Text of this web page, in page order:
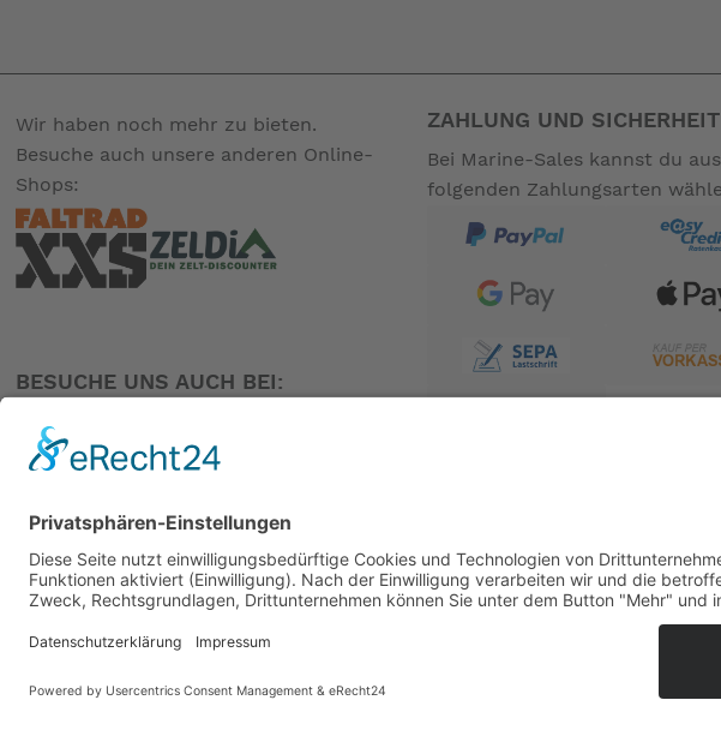
Wir haben noch mehr zu bieten.
Besuche auch unsere anderen Online-
Shops:
BESUCHE UNS AUCH BEI:
ZAHLUNG UND SICHERHEIT
Bei Marine-Sales kannst du aus
folgenden Zahlungsarten